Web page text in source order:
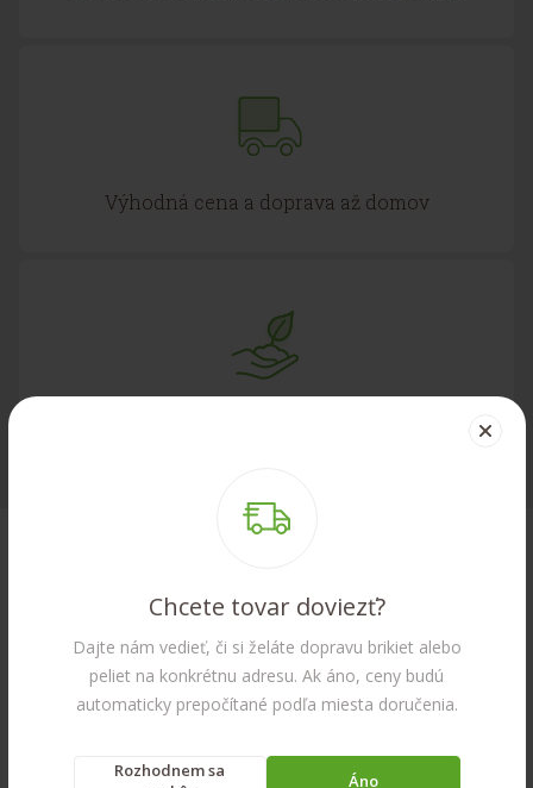
Chcete tovar doviezť?
Dajte nám vedieť, či si želáte dopravu brikiet alebo
peliet na konkrétnu adresu. Ak áno, ceny budú
automaticky prepočítané podľa miesta doručenia.
Rozhodnem sa
Áno
Výhodná cena a doprava až domov
VYROBENÉ NA SLOVENSKU